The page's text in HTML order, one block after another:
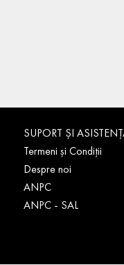
SUPORT ȘI
Termeni și Condiții
Despre noi
ANPC
ANPC - SAL